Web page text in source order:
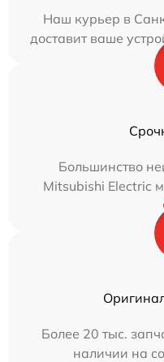
Наш курьер в
доставит ваше
Большинство
Mitsubishi Electric
Более 20 тыс.
наличии на